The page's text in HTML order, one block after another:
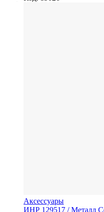
Аксессуары
ИНР 129517 / Металл